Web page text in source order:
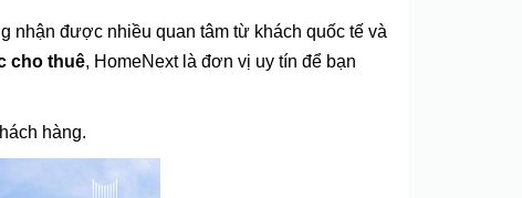
nhận được nhiều quan tâm từ khách quốc tế và
cho thuê, HomeNext là đơn vị uy tín để bạn
hàng.